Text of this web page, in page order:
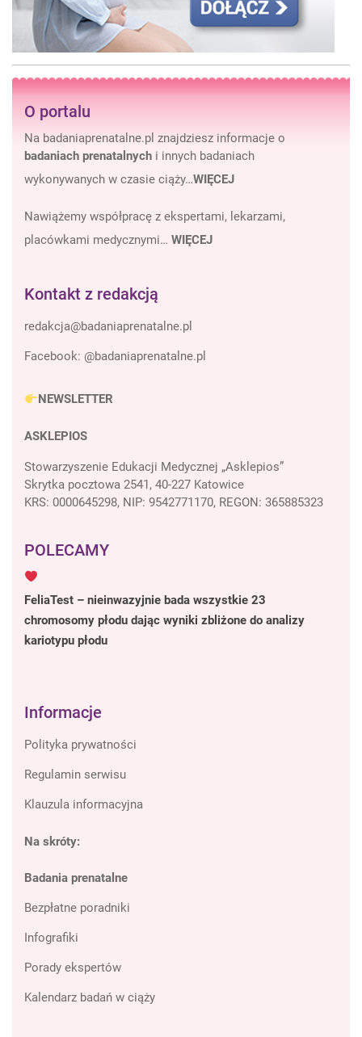
O portalu
Na badaniaprenatalne.pl znajdziesz informacje o
badaniach prenatalnych i innych badaniach
wykonywanych w czasie ciąży…WIĘCEJ
Nawiążemy współpracę z ekspertami, lekarzami,
placówkami medycznymi… WIĘCEJ
Kontakt z redakcją
Facebook: @badaniaprenatalne.pl
NEWSLETTER
ASKLEPIOS
Stowarzyszenie Edukacji Medycznej „Asklepios”
Skrytka pocztowa 2541, 40-227 Katowice
KRS: 0000645298, NIP: 9542771170, REGON: 365885323
POLECAMY
FeliaTest – nieinwazyjnie bada wszystkie 23
chromosomy płodu dając wyniki zbliżone do analizy
kariotypu płodu
Informacje
Polityka prywatności
Regulamin serwisu
Klauzula informacyjna
Na skróty:
Badania prenatalne
Bezpłatne poradniki
Infografiki
Porady ekspertów
Kalendarz badań w ciąży